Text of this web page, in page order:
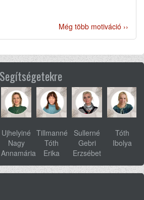
Még több motiváció ››
Segítségetekre
Ujhelyiné
Nagy
Annamária
Tillmanné
Tóth
Erika
Sullerné
Gebri
Erzsébet
Tóth
Ibolya